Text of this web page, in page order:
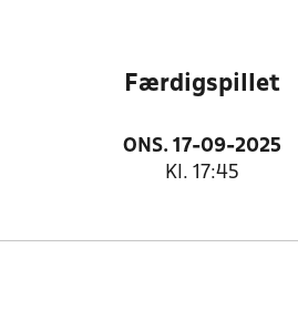
Færdigspillet
ONS. 17-09-2025
Kl. 17:45